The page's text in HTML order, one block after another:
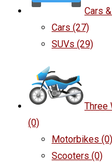
Cars
Cars (27)
SUVs (29)
Three
(0)
Motorbikes (0)
Scooters (0)